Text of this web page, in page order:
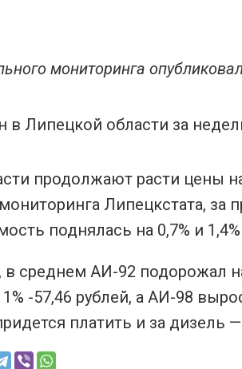
мониторинга
продолжают расти цены
Липецкстата, за
поднялась на 0,7% и
в среднем АИ-92 подорожал
-57,46 рублей, а АИ-98
платить и за дизель